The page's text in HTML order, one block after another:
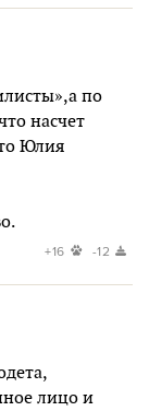
по
насчет
Юлия
+16 -12
лицо и